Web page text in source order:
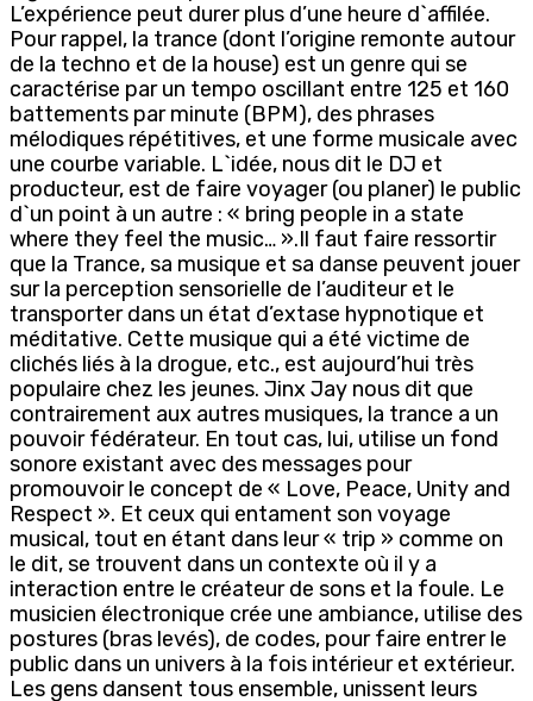
L’expérience peut durer plus d’une heure d`affilée.
Pour rappel, la trance (dont l’origine remonte autour
de la techno et de la house) est un genre qui se
caractérise par un tempo oscillant entre 125 et 160
battements par minute (BPM), des phrases
mélodiques répétitives, et une forme musicale avec
une courbe variable. L`idée, nous dit le DJ et
producteur, est de faire voyager (ou planer) le public
d`un point à un autre : « bring people in a state
where they feel the music… ».Il faut faire ressortir
que la Trance, sa musique et sa danse peuvent jouer
sur la perception sensorielle de l’auditeur et le
transporter dans un état d’extase hypnotique et
méditative. Cette musique qui a été victime de
clichés liés à la drogue, etc., est aujourd’hui très
populaire chez les jeunes. Jinx Jay nous dit que
contrairement aux autres musiques, la trance a un
pouvoir fédérateur. En tout cas, lui, utilise un fond
sonore existant avec des messages pour
promouvoir le concept de « Love, Peace, Unity and
Respect ». Et ceux qui entament son voyage
musical, tout en étant dans leur « trip » comme on
le dit, se trouvent dans un contexte où il y a
interaction entre le créateur de sons et la foule. Le
musicien électronique crée une ambiance, utilise des
postures (bras levés), de codes, pour faire entrer le
public dans un univers à la fois intérieur et extérieur.
Les gens dansent tous ensemble, unissent leurs